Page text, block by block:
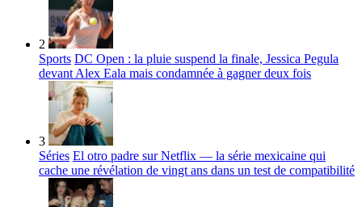
2
Sports DC Open : la pluie suspend la finale, Jessica Pegula
devant Alex Eala mais condamnée à gagner deux fois
3
Séries El otro padre sur Netflix — la série mexicaine qui
cache une révélation de vingt ans dans un test de compatibilité